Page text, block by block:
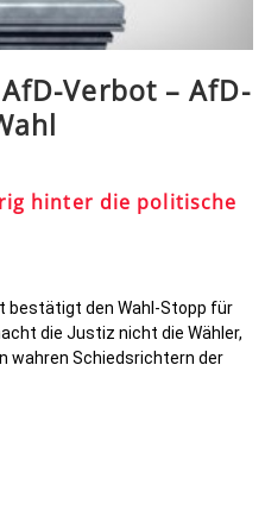
Verbot – AfD-
hinter die politische
bestätigt den Wahl-Stopp für
die Justiz nicht die Wähler,
wahren Schiedsrichtern der